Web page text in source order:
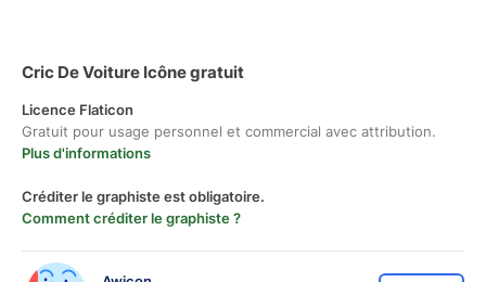
Cric De Voiture Icône gratuit
Licence Flaticon
Gratuit pour usage personnel et commercial avec attribution.
Plus d'informations
Créditer le graphiste est obligatoire.
Comment créditer le graphiste ?